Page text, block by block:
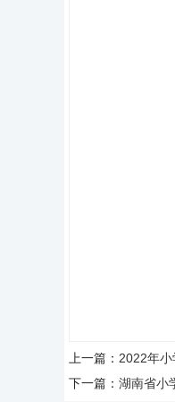
上一篇： 2022年
下一篇： 湖南省小